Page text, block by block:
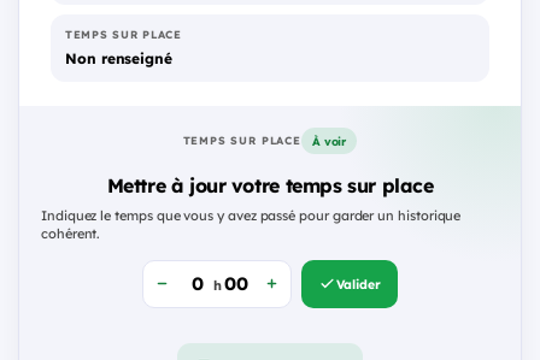
TEMPS SUR PLACE
Non renseigné
TEMPS SUR PLACE À voir
Mettre à jour votre temps sur place
Indiquez le temps que vous y avez passé pour garder un historique
cohérent.
h Valider